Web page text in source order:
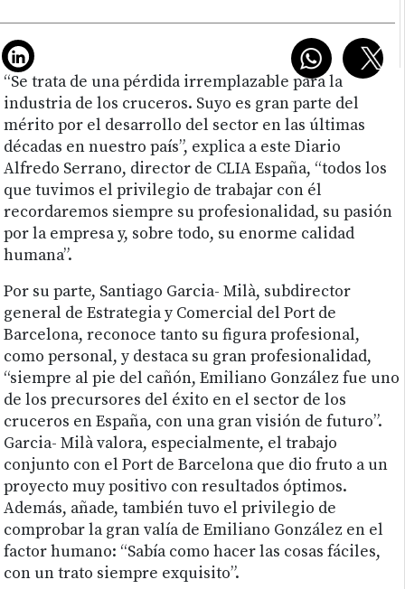
“Se trata de una pérdida irremplazable para la
industria de los cruceros. Suyo es gran parte del
mérito por el desarrollo del sector en las últimas
décadas en nuestro país”, explica a este Diario
Alfredo Serrano, director de CLIA España, “todos los
que tuvimos el privilegio de trabajar con él
recordaremos siempre su profesionalidad, su pasión
por la empresa y, sobre todo, su enorme calidad
humana”.
Por su parte, Santiago Garcia- Milà, subdirector
general de Estrategia y Comercial del Port de
Barcelona, reconoce tanto su figura profesional,
como personal, y destaca su gran profesionalidad,
“siempre al pie del cañón, Emiliano González fue uno
de los precursores del éxito en el sector de los
cruceros en España, con una gran visión de futuro”.
Garcia- Milà valora, especialmente, el trabajo
conjunto con el Port de Barcelona que dio fruto a un
proyecto muy positivo con resultados óptimos.
Además, añade, también tuvo el privilegio de
comprobar la gran valía de Emiliano González en el
factor humano: “Sabía como hacer las cosas fáciles,
con un trato siempre exquisito”.